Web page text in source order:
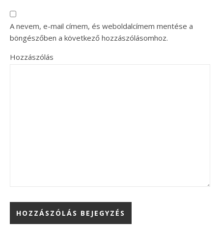
A nevem, e-mail címem, és weboldalcímem mentése a
böngészőben a következő hozzászólásomhoz.
Hozzászólás